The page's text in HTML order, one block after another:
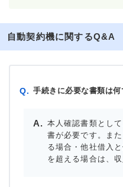
自動契約機に関するQ&A
Q. 手続きに必要な書類は何
本人確認書類とし
書が必要です。ま
る場合・他社借入
を超える場合は、